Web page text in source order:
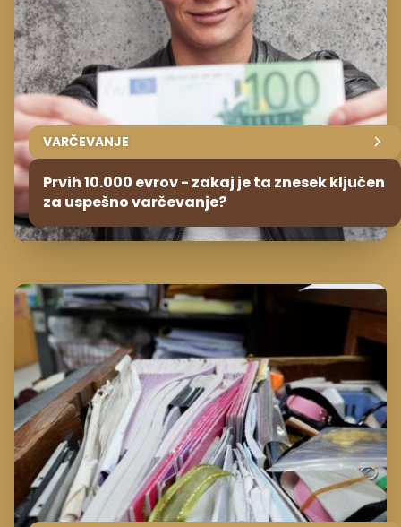
VARČEVANJE
Prvih 10.000 evrov - zakaj je ta znesek ključen
za uspešno varčevanje?